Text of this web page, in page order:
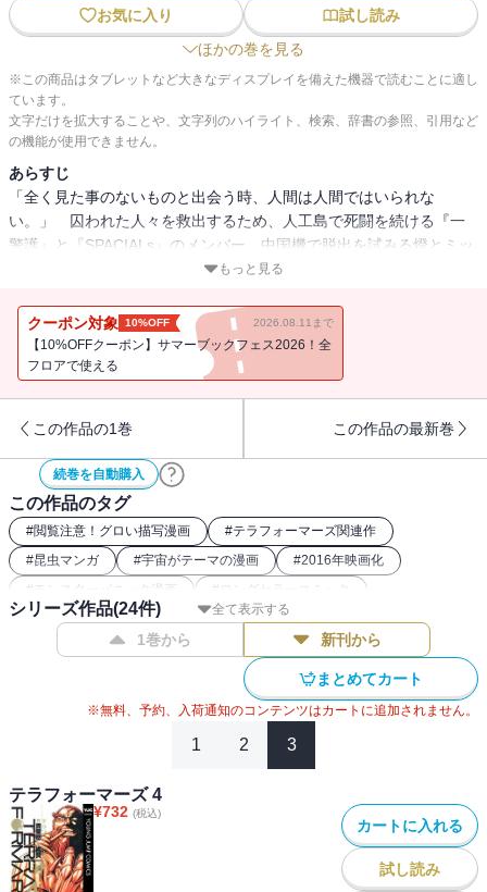
お気に入り
試し読み
ほかの巻を見る
※この商品はタブレットなど大きなディスプレイを備えた機器で読むことに適し
ています。
文字だけを拡大することや、文字列のハイライト、検索、辞書の参照、引用など
の機能が使用できません。
あらすじ
「全く見た事のないものと出会う時、人間は人間ではいられな
い。」 囚われた人々を救出するため、人工島で死闘を続ける『一
警護』と『SPACIALs』のメンバー。中国機で脱出を試みる燈とミッ
シェルに、＜神奸達＞の超技術が迫る！ 一方、混戦の中で飛行艇
け、人に仇なす者共を！ 孤島の激戦、クライマックス!!
もっと見る
クーポン対象 10%OFF 2026.08.11まで
【10%OFFクーポン】サマーブックフェス2026！全
フロアで使える
この作品の1巻 この作品の最新巻
続巻を自動購入
この作品のタグ
#閲覧注意！グロい描写漫画 #テラフォーマーズ関連作
#昆虫マンガ #宇宙がテーマの漫画 #2016年映画化
# モンスターパニック漫画 # ロングセラーコミック
#パニック・サバイバル系コミック #SFコミック
2016年アニメ化
全て表示する
シリーズ作品(24件)
1巻から 新刊から
まとめてカート
※無料、予約、入荷通知のコンテンツはカートに追加されません。
1 2 3
テラフォーマーズ 4
¥732 (税込)
カートに入れる
試し読み